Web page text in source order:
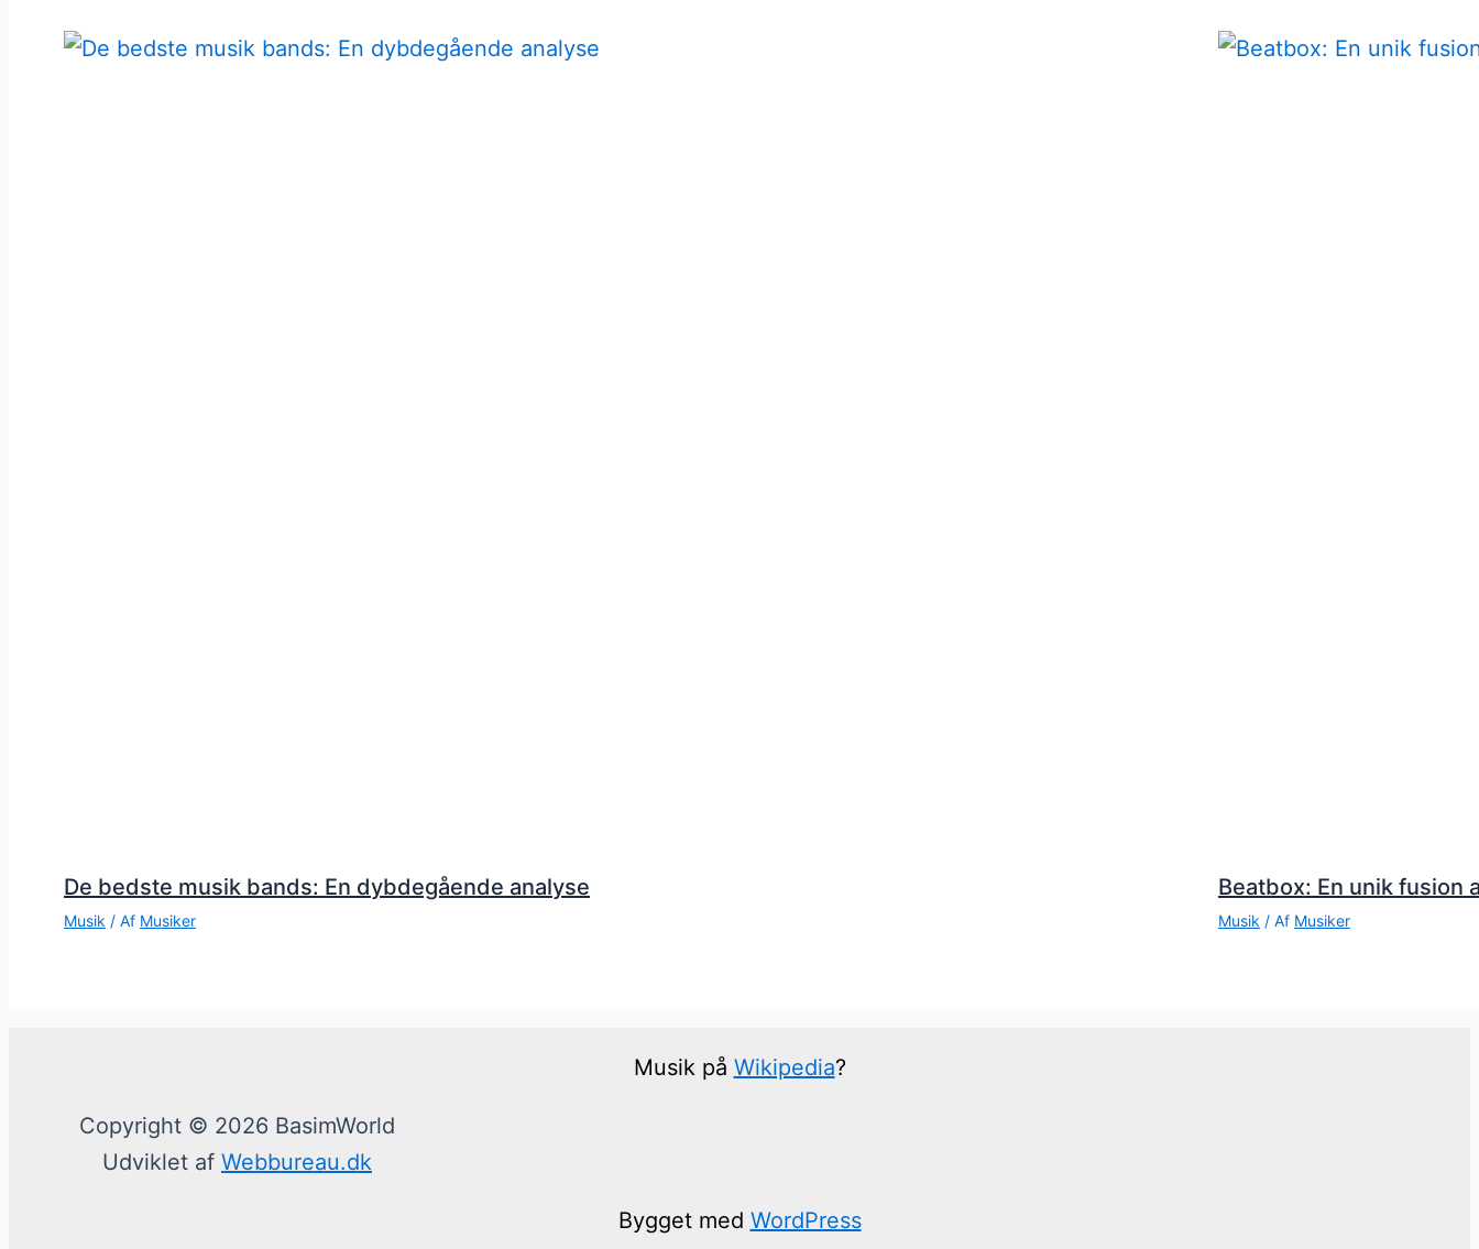
De bedste musik bands: En dybdegående analyse
Musik / Af Musiker
Beatbox: En unik fusion
Musik / Af Musiker
Musik på Wikipedia?
Copyright © 2026 BasimWorld
Udviklet af Webbureau.dk
Bygget med WordPress